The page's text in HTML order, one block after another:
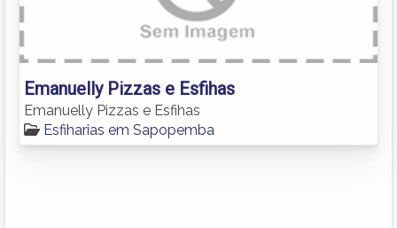
Emanuelly Pizzas e Esfihas
Emanuelly Pizzas e Esfihas
Esfiharias em Sapopemba